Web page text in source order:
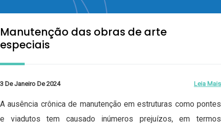
Manutenção das obras de arte
especiais
3 De Janeiro De 2024 Leia Mais
A ausência crônica de manutenção em estruturas como pontes
e viadutos tem causado inúmeros prejuízos, em termos